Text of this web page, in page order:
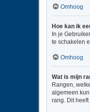
Omhoog
Hoe kan ik
In je
te schakelen
Omhoog
Wat is mijn
Rangen,
algemeen
rang. Dit